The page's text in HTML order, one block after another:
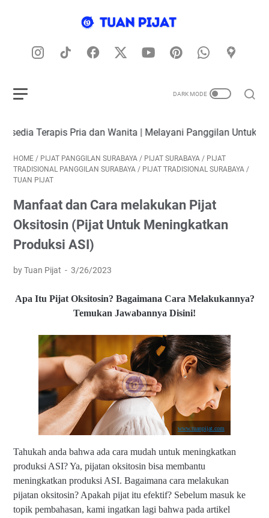
dan Wanita | Melayani Panggilan Untuk Seluruh Wilayah
HOME / PIJAT PANGGILAN SURABAYA / PIJAT SURABAYA / PIJAT
TRADISIONAL PANGGILAN SURABAYA / PIJAT TRADISIONAL SURABAYA /
TUAN PIJAT
Manfaat dan Cara melakukan Pijat
Oksitosin (Pijat Untuk Meningkatkan
Produksi ASI)
by Tuan Pijat 3/26/2023
Apa Itu Pijat Oksitosin? Bagaimana Cara Melakukannya?
Temukan Jawabannya Disini!
www.tuanpijat.com
Tahukah anda bahwa ada cara mudah untuk meningkatkan
produksi ASI? Ya, pijatan oksitosin bisa membantu
meningkatkan produksi ASI. Bagaimana cara melakukan
pijatan oksitosin? Apakah pijat itu efektif? Sebelum masuk ke
topik pembahasan, kami ingatkan lagi bahwa pada artikel